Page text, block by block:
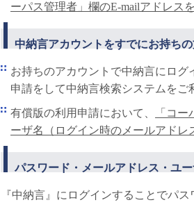
ーパス管理者」欄のE-mailアドレス
中納言アカウントをすでにお持ち
お持ちのアカウントで中納言にロ
申請をして中納言検索システムをご
有償版の利用申請において、
「コ
ーザ名（ログイン時のメールアドレ
パスワード・メールアドレス・ユ
『中納言』にログインすることでパ